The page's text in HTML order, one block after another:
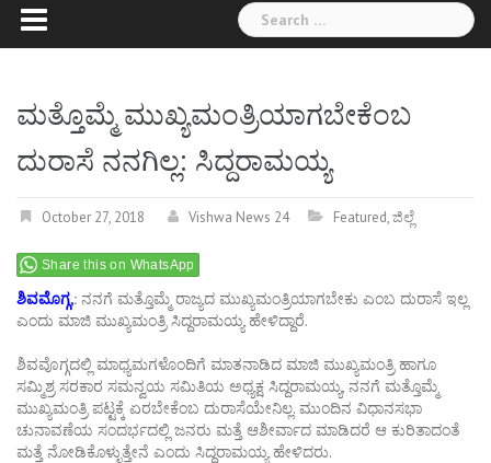
Search
for:
ಮತ್ತೊಮ್ಮೆ ಮುಖ್ಯಮಂತ್ರಿಯಾಗಬೇಕೆಂಬ
ದುರಾಸೆ ನನಗಿಲ್ಲ: ಸಿದ್ದರಾಮಯ್ಯ
October 27, 2018 Vishwa News 24 Featured,ಜಿಲ್ಲೆ
Share this on WhatsApp
ಶಿವಮೊಗ್ಗ,: ನನಗೆ ಮತ್ತೊಮ್ಮೆ ರಾಜ್ಯದ ಮುಖ್ಯಮಂತ್ರಿಯಾಗಬೇಕು ಎಂಬ ದುರಾಸೆ ಇಲ್ಲ
ಎಂದು ಮಾಜಿ ಮುಖ್ಯಮಂತ್ರಿ ಸಿದ್ದರಾಮಯ್ಯ ಹೇಳಿದ್ದಾರೆ.
ಶಿವವೊಗ್ಗದಲ್ಲಿ ಮಾಧ್ಯಮಗಳೊಂದಿಗೆ ಮಾತನಾಡಿದ ಮಾಜಿ ಮುಖ್ಯಮಂತ್ರಿ ಹಾಗೂ
ಸಮ್ಮಿಶ್ರ ಸರಕಾರ ಸಮನ್ವಯ ಸಮಿತಿಯ ಅಧ್ಯಕ್ಷ ಸಿದ್ದರಾಮಯ್ಯ, ನನಗೆ ಮತ್ತೊಮ್ಮೆ
ಮುಖ್ಯಮಂತ್ರಿ ಪಟ್ಟಕ್ಕೆ ಏರಬೇಕೆಂಬ ದುರಾಸೆಯೇನಿಲ್ಲ. ಮುಂದಿನ ವಿಧಾನಸಭಾ
ಚುನಾವಣೆಯ ಸಂದರ್ಭದಲ್ಲಿ ಜನರು ಮತ್ತೆ ಆಶೀರ್ವಾದ ಮಾಡಿದರೆ ಆ ಕುರಿತಾದಂತೆ
ಮತ್ತೆ ನೋಡಿಕೊಳ್ಳುತ್ತೇನೆ ಎಂದು ಸಿದ್ದರಾಮಯ್ಯ ಹೇಳಿದರು.